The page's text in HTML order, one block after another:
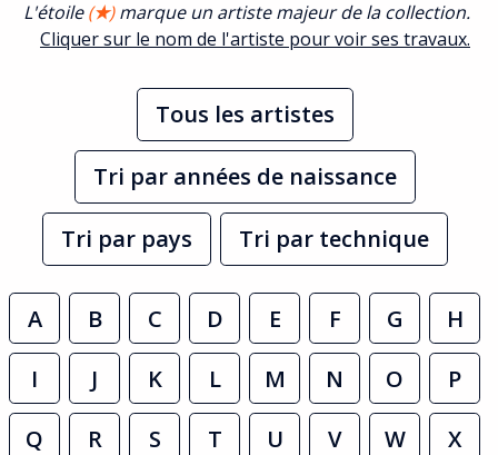
L'étoile(★)marque un artiste majeur de la collection.
Cliquer sur le nom de l'artiste pour voir ses travaux.
Tous les artistes
Tri par années de naissance
Tri par pays Tri par technique
A B C D E F G
H
I
J K L M N O
P
Q
R S T U V W
X